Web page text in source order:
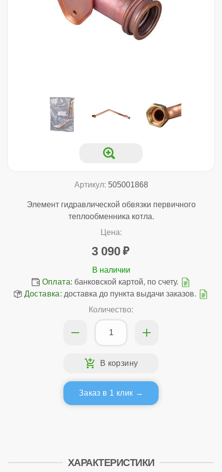
Артикул: 505001868
Элемент гидравлической обвязки первичного
теплообменника котла.
Цена:
3 090
Оплата: банковской картой, по счету.
Доставка: доставка до пункта выдачи заказов.
Количество:
Заказ в 1 клик
ХАРАКТЕРИСТИКИ